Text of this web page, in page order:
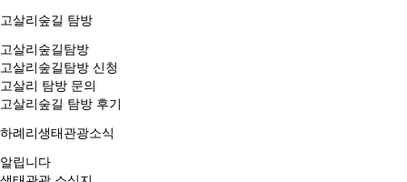
고살리숲길 탐방
고살리숲길탐방
고살리숲길탐방 신청
고살리 탐방 문의
고살리숲길 탐방 후기
하례리생태관광소식
알립니다